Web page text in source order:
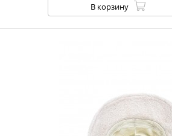
В корзину